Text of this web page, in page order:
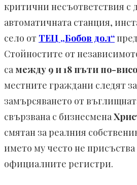
критични несъответствия с
автоматичната станция,
село от ТЕЦ „Бобов дол“
Стойностите от
са между 9 и 18 пъти по-
местните граждани следят
замърсяването от
свързвана с бизнесмена
смятан за реалния
името му често не
официалните регистри.